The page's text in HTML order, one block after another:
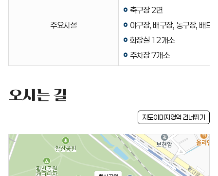
주요시설
축구장 2면
야구장, 배구장, 농구장, 배드
화장실 12개소
주차장 7개소
오시는 길
지도이미지영역 건너뛰기